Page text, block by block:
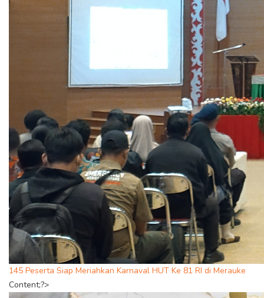
145 Peserta Siap Meriahkan Karnaval HUT Ke 81 RI di Merauke
Content;?>